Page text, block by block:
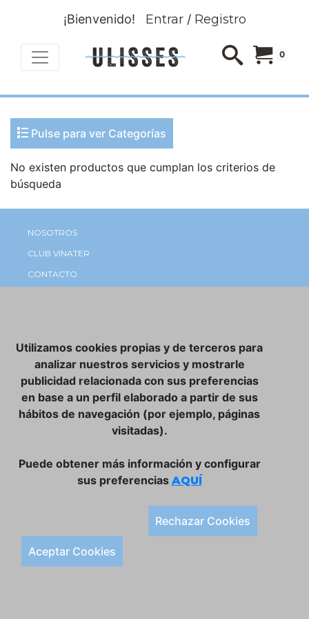
¡Bienvenido! Entrar/ Registro
0
Pulse para ver Categorías
No existen productos que cumplan los criterios de
búsqueda
NOSOTROS
CLUB VINATER
CONTACTO
ULISSES BAR, S.L.
Plaça de la Llibertat, 22, 07760 Ciutadella
SÍGUENOS:
Política de Privacidad y Aviso Legal
Utilizamos cookies propias y de terceros para
analizar nuestros servicios y mostrarle
publicidad relacionada con sus preferencias
en base a un perfil elaborado a partir de sus
hábitos de navegación (por ejemplo, páginas
visitadas).
Puede obtener más información y configurar
sus preferencias AQUÍ
Rechazar Cookies
Aceptar Cookies